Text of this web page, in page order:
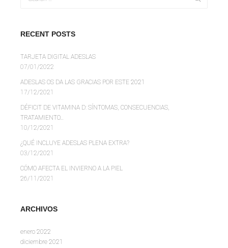
RECENT POSTS
TARJETA DIGITAL ADESLAS
07/01/2022
ADESLAS OS DA LAS GRACIAS POR ESTE 2021
17/12/2021
DÉFICIT DE VITAMINA D: SÍNTOMAS, CONSECUENCIAS,
TRATAMIENTO…
10/12/2021
¿QUÉ INCLUYE ADESLAS PLENA EXTRA?
03/12/2021
CÓMO AFECTA EL INVIERNO A LA PIEL
26/11/2021
ARCHIVOS
enero 2022
diciembre 2021